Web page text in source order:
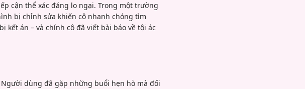
cận thể xác đáng lo ngại. Trong một trường
bị chỉnh sửa khiến cô nhanh chóng tìm
kết án – và chính cô đã viết bài báo về tội ác
dùng đã gặp những buổi hẹn hò mà đối